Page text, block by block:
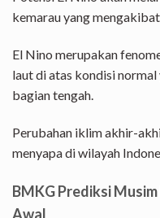
kemarau yang
El Nino merupakan
laut di atas kondisi
bagian tengah.
Perubahan iklim akhir-
menyapa di wilayah
BMKG Prediksi
Awal